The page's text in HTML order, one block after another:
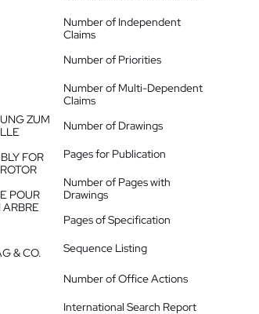
ZUM
FOR
POUR
ARBRE
& CO.
Number of Independent
Claims
Number of Priorities
Number of Multi-Dependent
Claims
Number of Drawings
Pages for Publication
Number of Pages with
Drawings
Pages of Specification
Sequence Listing
Number of Office Actions
International Search Report